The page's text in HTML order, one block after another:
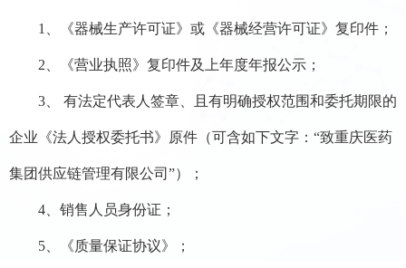
1、《器械生产许可证》或《器械经营许可证》复印件；
2、《营业执照》复印件及上年度年报公示；
3、 有法定代表人签章、且有明确授权范围和委托期限的
企业《法人授权委托书》原件（可含如下文字： “致重庆医药
集团供应链管理有限公司”）；
4、销售人员身份证；
5、《质量保证协议》；